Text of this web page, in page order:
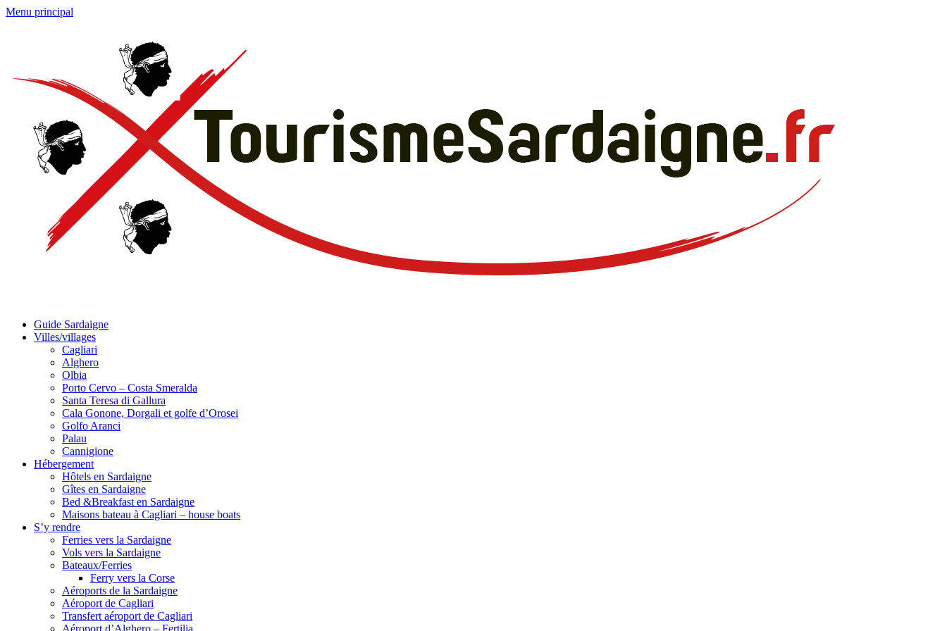
Menu principal
Guide Sardaigne
Villes/villages
Cagliari
Alghero
Olbia
Porto Cervo – Costa Smeralda
Santa Teresa di Gallura
Cala Gonone, Dorgali et golfe d’Orosei
Golfo Aranci
Palau
Cannigione
Hébergement
Hôtels en Sardaigne
Gîtes en Sardaigne
Bed &Breakfast en Sardaigne
Maisons bateau à Cagliari – house boats
S’y rendre
Ferries vers la Sardaigne
Vols vers la Sardaigne
Bateaux/Ferries
Ferry vers la Corse
Aéroports de la Sardaigne
Aéroport de Cagliari
Transfert aéroport de Cagliari
Aéroport d’Alghero – Fertilia